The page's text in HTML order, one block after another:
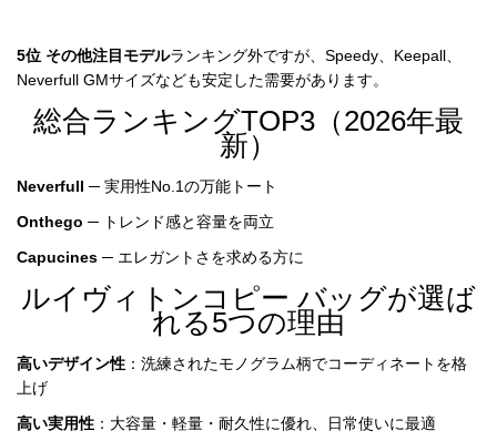
5位 その他注目モデルランキング外ですが、Speedy、Keepall、
Neverfull GMサイズなども安定した需要があります。
総合ランキングTOP3（2026年最
新）
Neverfull ─ 実用性No.1の万能トート
Onthego ─ トレンド感と容量を両立
Capucines ─ エレガントさを求める方に
ルイヴィトンコピー バッグが選ば
れる5つの理由
高いデザイン性 ：洗練されたモノグラム柄でコーディネートを格
上げ
高い実用性 ：大容量・軽量・耐久性に優れ、日常使いに最適